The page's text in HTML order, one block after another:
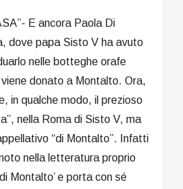
E ancora Paola Di
dove papa Sisto V ha avuto
nelle botteghe orafe
donato a Montalto. Ora,
in qualche modo, il prezioso
nella Roma di Sisto V, ma
“di Montalto”. Infatti
nella letteratura proprio
Montalto’ e porta con sé